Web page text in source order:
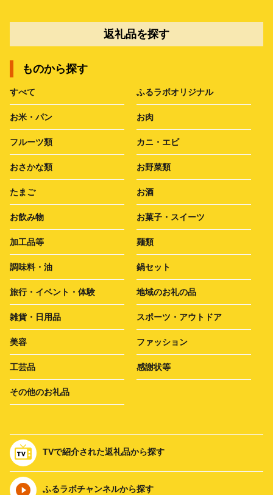
返礼品を探す
ものから探す
すべて ふるラボオリジナル
お米・パン お肉
フルーツ類 カニ・エビ
おさかな類 お野菜類
たまご お酒
お飲み物 お菓子・スイーツ
加工品等 麺類
調味料・油 鍋セット
旅行・イベント・体験 地域のお礼の品
雑貨・日用品 スポーツ・アウトドア
美容 ファッション
工芸品 感謝状等
その他のお礼品
TVで紹介された返礼品から探す
ふるラボチャンネルから探す